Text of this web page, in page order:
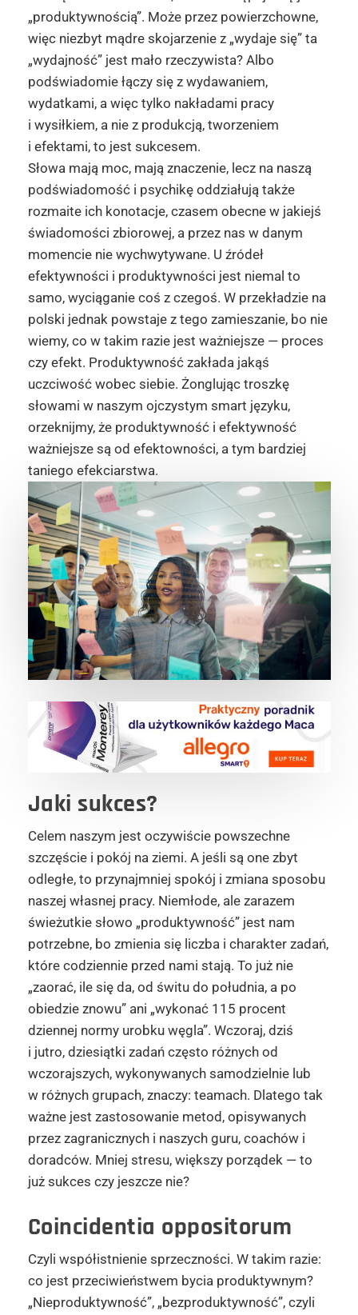
„produktywnością”. Może przez powierzchowne,
więc niezbyt mądre skojarzenie z „wydaje się” ta
„wydajność” jest mało rzeczywista? Albo
podświadomie łączy się z wydawaniem,
wydatkami, a więc tylko nakładami pracy
i wysiłkiem, a nie z produkcją, tworzeniem
i efektami, to jest sukcesem.
Słowa mają moc, mają znaczenie, lecz na naszą
podświadomość i psychikę oddziałują także
rozmaite ich konotacje, czasem obecne w jakiejś
świadomości zbiorowej, a przez nas w danym
momencie nie wychwytywane. U źródeł
efektywności i produktywności jest niemal to
samo, wyciąganie coś z czegoś. W przekładzie na
polski jednak powstaje z tego zamieszanie, bo nie
wiemy, co w takim razie jest ważniejsze — proces
czy efekt. Produktywność zakłada jakąś
uczciwość wobec siebie. Żonglując troszkę
słowami w naszym ojczystym smart języku,
orzeknijmy, że produktywność i efektywność
ważniejsze są od efektowności, a tym bardziej
taniego efekciarstwa.
Jaki sukces?
Celem naszym jest oczywiście powszechne
szczęście i pokój na ziemi. A jeśli są one zbyt
odległe, to przynajmniej spokój i zmiana sposobu
naszej własnej pracy. Niemłode, ale zarazem
świeżutkie słowo „produktywność” jest nam
potrzebne, bo zmienia się liczba i charakter zadań,
które codziennie przed nami stają. To już nie
„zaorać, ile się da, od świtu do południa, a po
obiedzie znowu” ani „wykonać 115 procent
dziennej normy urobku węgla”. Wczoraj, dziś
i jutro, dziesiątki zadań często różnych od
wczorajszych, wykonywanych samodzielnie lub
w różnych grupach, znaczy: teamach. Dlatego tak
ważne jest zastosowanie metod, opisywanych
przez zagranicznych i naszych guru, coachów i
doradców. Mniej stresu, większy porządek — to
już sukces czy jeszcze nie?
Coincidentia oppositorum
Czyli współistnienie sprzeczności. W takim razie:
co jest przeciwieństwem bycia produktywnym?
„Nieproduktywność”, „bezproduktywność”, czyli